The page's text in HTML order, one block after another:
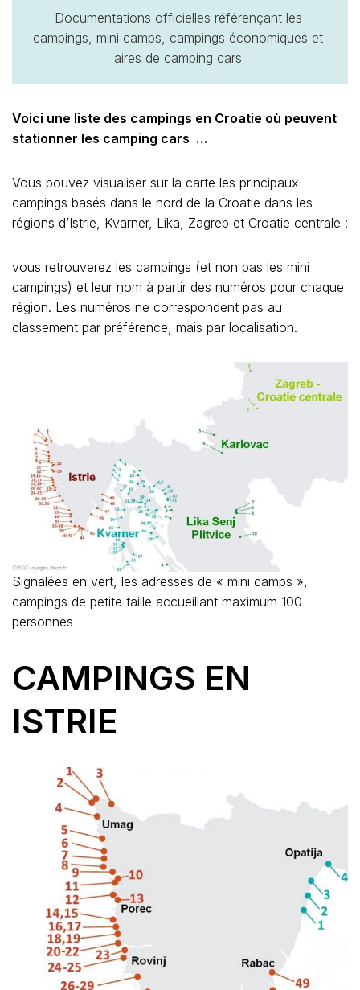
Documentations officielles référençant les
campings, mini camps, campings économiques et
aires de camping cars
Voici une liste des campings en Croatie où peuvent
stationner les camping cars …
Vous pouvez visualiser sur la carte les principaux
campings basés dans le nord de la Croatie dans les
régions d’Istrie, Kvarner, Lika, Zagreb et Croatie centrale :
vous retrouverez les campings (et non pas les mini
campings) et leur nom à partir des numéros pour chaque
région. Les numéros ne correspondent pas au
classement par préférence, mais par localisation.
Signalées en vert, les adresses de « mini camps »,
campings de petite taille accueillant maximum 100
personnes
CAMPINGS EN
ISTRIE